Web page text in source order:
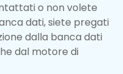
o non volete
dati, siete pregati
dalla banca dati
dal motore di